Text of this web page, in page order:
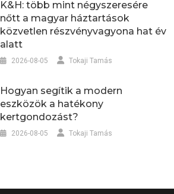
K&H: több mint négyszeresére
nőtt a magyar háztartások
közvetlen részvényvagyona hat év
alatt
2026-08-05 Tokaji Tamás
Hogyan segítik a modern
eszközök a hatékony
kertgondozást?
2026-08-05 Tokaji Tamás